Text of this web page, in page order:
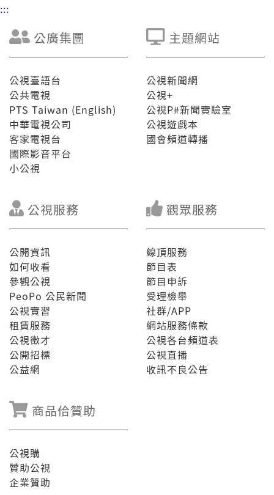
:::
公廣集團
公視臺語台
公共電視
PTS Taiwan (English)
中華電視公司
客家電視台
國際影音平台
小公視
主題網站
公視新聞網
公視+
公視P#新聞實驗室
公視遊戲本
國會頻道轉播
公視服務
公開資訊
如何收看
參觀公視
PeoPo 公民新聞
公視實習
租賃服務
公視徵才
公開招標
公益網
觀眾服務
線頂服務
節目表
節目申訴
受理檢舉
社群/APP
網站服務條款
公視各台頻道表
公視直播
收訊不良公告
商品佮贊助
公視購
贊助公視
企業贊助